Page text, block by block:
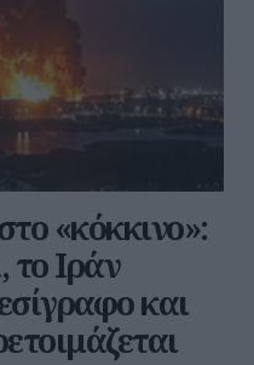
«κόκκινο»:
το Ιράν
και